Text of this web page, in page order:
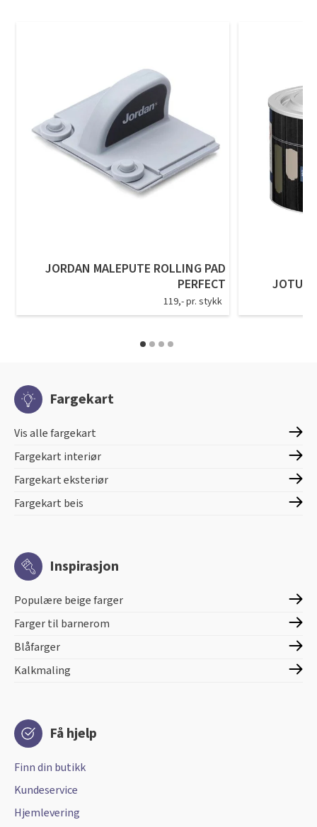
JORDAN MALEPUTE ROLLING PAD
PERFECT
119,- pr. stykk
JOTUN
Fargekart
Vis alle fargekart
Fargekart interiør
Fargekart eksteriør
Fargekart beis
Inspirasjon
Populære beige farger
Farger til barnerom
Blåfarger
Kalkmaling
Få hjelp
Finn din butikk
Kundeservice
Hjemlevering